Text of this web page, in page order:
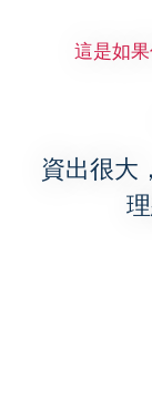
這是如
資出很大